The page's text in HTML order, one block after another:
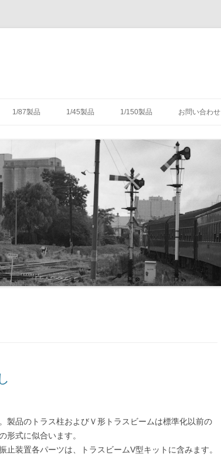
ン
ッ
プ
号機の細部
式信号機
具（タブレットキャリヤ）
受のための通票受授柱設
受器）一覧
授器）一覧
閉塞方式一覧-北海道
閉塞方式一覧-東海
連動装置
機連動装置
連動装置
号・転てつてこ
置
換装置
信号機
号機
駅
線
房車
1/87製品
-1/87-転てつ器
-1/87-標識類
-1/87-架線柱
-1/87-客車
1/45製品 1/150製品 お問い合わせ
製品のトラス柱およびＶ形トラスビームは標準化以前の
形式に似合います。
装置各パーツは、トラスビームV型キットに含みます。